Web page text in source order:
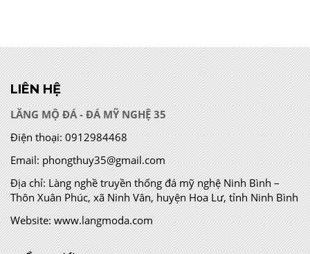
LIÊN HỆ
LĂNG MỘ ĐÁ - ĐÁ MỸ NGHỆ 35
Điện thoại: 0912984468
Email: phongthuy35@gmail.com
Địa chỉ:Làng nghề truyền thống đá mỹ nghệ Ninh Bình –
Thôn Xuân Phúc, xã Ninh Vân, huyện Hoa Lư, tỉnh Ninh Bình
Website: www.langmoda.com